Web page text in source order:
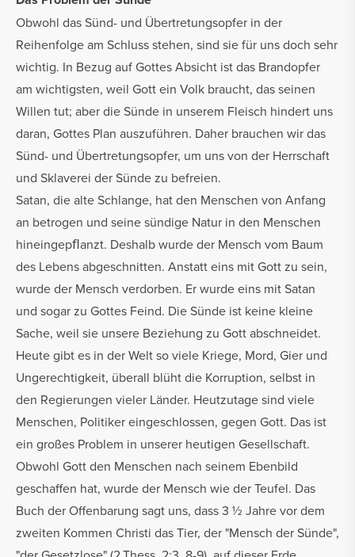
Obwohl das Sünd- und Übertretungsopfer in der
Reihenfolge am Schluss stehen, sind sie für uns doch sehr
wichtig. In Bezug auf Gottes Absicht ist das Brandopfer
am wichtigsten, weil Gott ein Volk braucht, das seinen
Willen tut; aber die Sünde in unserem Fleisch hindert uns
daran, Gottes Plan auszuführen. Daher brauchen wir das
Sünd- und Übertretungsopfer, um uns von der Herrschaft
und Sklaverei der Sünde zu befreien.
Satan, die alte Schlange, hat den Menschen von Anfang
an betrogen und seine sündige Natur in den Menschen
hineingepﬂanzt. Deshalb wurde der Mensch vom Baum
des Lebens abgeschnitten. Anstatt eins mit Gott zu sein,
wurde der Mensch verdorben. Er wurde eins mit Satan
und sogar zu Gottes Feind. Die Sünde ist keine kleine
Sache, weil sie unsere Beziehung zu Gott abschneidet.
Heute gibt es in der Welt so viele Kriege, Mord, Gier und
Ungerechtigkeit, überall blüht die Korruption, selbst in
den Regierungen vieler Länder. Heutzutage sind viele
Menschen, Politiker eingeschlossen, gegen Gott. Das ist
ein großes Problem in unserer heutigen Gesellschaft.
Obwohl Gott den Menschen nach seinem Ebenbild
geschaffen hat, wurde der Mensch wie der Teufel. Das
Buch der Offenbarung sagt uns, dass 3 ½ Jahre vor dem
zweiten Kommen Christi das Tier, der "Mensch der Sünde",